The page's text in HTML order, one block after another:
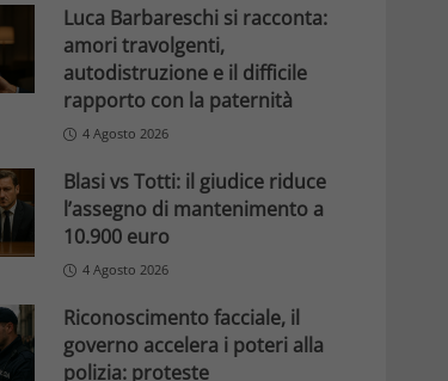
Luca Barbareschi si racconta:
amori travolgenti,
autodistruzione e il difficile
rapporto con la paternità
4 Agosto 2026
Blasi vs Totti: il giudice riduce
l’assegno di mantenimento a
10.900 euro
4 Agosto 2026
Riconoscimento facciale, il
governo accelera i poteri alla
polizia: proteste